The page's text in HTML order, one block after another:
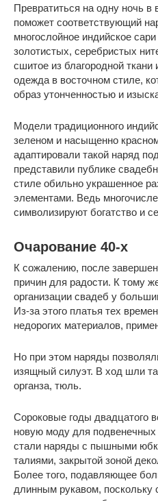
Превратиться на одну ночь в
поможет соответствующий
многослойное индийское
золотистых, серебристых
сшитое из благородной
одежда в восточном стиле,
образ утонченностью и
Модели традиционного
зеленом и насыщенно
адаптировали такой наряд
представили публике
стиле обильно украшенное
элементами. Ведь
символизируют богатство и
Очарование 40-х
К сожалению, после
причин для радости. К тому
организации свадеб у
Из-за этого платья тех
недорогих материалов,
Но при этом наряды
изящный силуэт. В ход шли
органза, тюль.
Сороковые годы двадцатого
новую моду для
стали наряды с пышными
талиями, закрытой зоной
Более того, подавляющее
длинным рукавом, поскольку